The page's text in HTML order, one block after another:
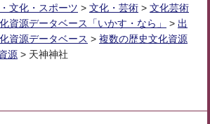
文化・スポーツ > 文化・芸術 > 文化芸術
資源データベース「いかす・なら」 > 出
資源データベース > 複数の歴史文化資源
源 > 天神神社